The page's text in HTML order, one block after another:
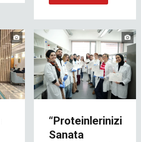
“Proteinlerinizi
Sanata